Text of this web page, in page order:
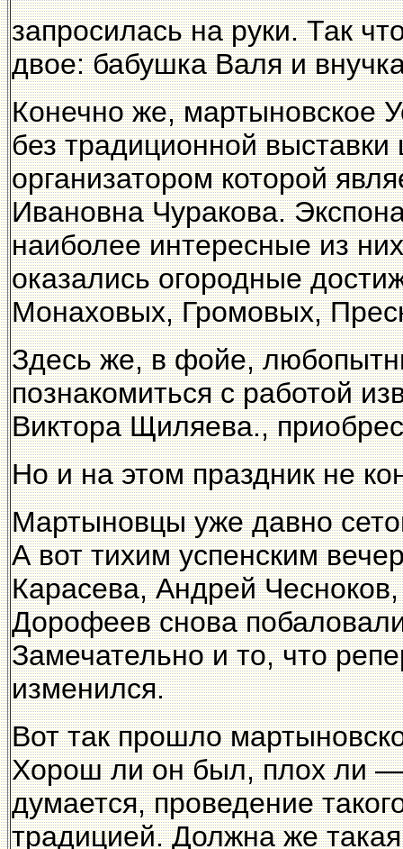
запросилась на руки. Так
двое: бабушка Валя и
Конечно же, мартыновское
без традиционной
организатором которой
Ивановна Чуракова.
наиболее интересные из
оказались огородные
Монаховых, Громовых,
Здесь же, в фойе,
познакомиться с работой
Виктора Щиляева.,
Но и на этом праздник не
Мартыновцы уже давно
А вот тихим успенским
Карасева, Андрей
Дорофеев снова
Замечательно и то, что
изменился.
Вот так прошло
Хорош ли он был, плох ли
думается, проведение
традицией. Должна же